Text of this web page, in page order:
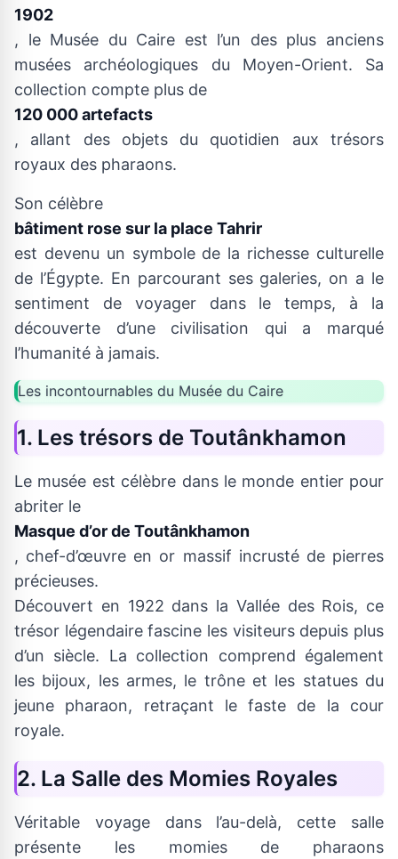
1902
, le Musée du Caire est l’un des plus anciens
musées archéologiques du Moyen-Orient. Sa
collection compte plus de
120 000 artefacts
, allant des objets du quotidien aux trésors
royaux des pharaons.
Son célèbre
bâtiment rose sur la place Tahrir
est devenu un symbole de la richesse culturelle
de l’Égypte. En parcourant ses galeries, on a le
sentiment de voyager dans le temps, à la
découverte d’une civilisation qui a marqué
l’humanité à jamais.
Les incontournables du Musée du Caire
1. Les trésors de Toutânkhamon
Le musée est célèbre dans le monde entier pour
abriter le
Masque d’or de Toutânkhamon
, chef-d’œuvre en or massif incrusté de pierres
précieuses.
Découvert en 1922 dans la Vallée des Rois, ce
trésor légendaire fascine les visiteurs depuis plus
d’un siècle. La collection comprend également
les bijoux, les armes, le trône et les statues du
jeune pharaon, retraçant le faste de la cour
royale.
2. La Salle des Momies Royales
Véritable voyage dans l’au-delà, cette salle
présente les momies de pharaons